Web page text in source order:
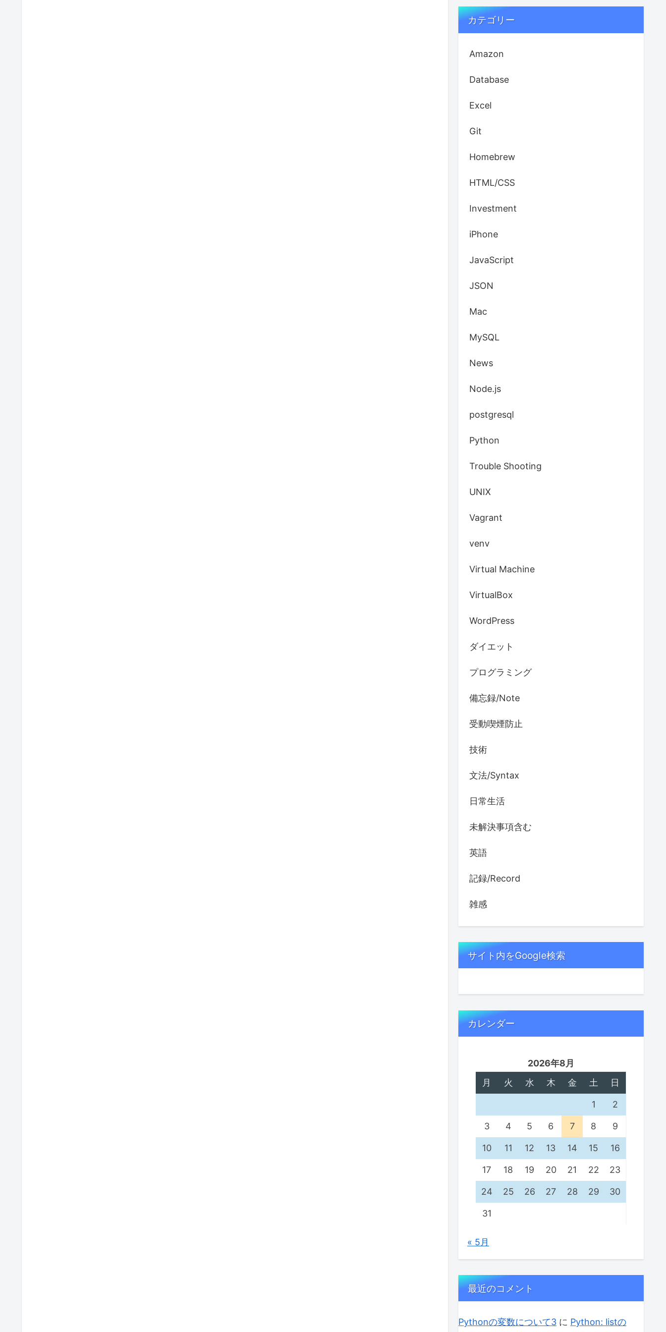
カテゴリー
Amazon
Database
Excel
Git
Homebrew
HTML/CSS
Investment
iPhone
JavaScript
JSON
Mac
MySQL
News
Node.js
postgresql
Python
Trouble Shooting
UNIX
Vagrant
venv
Virtual Machine
VirtualBox
WordPress
ダイエット
プログラミング
備忘録/Note
受動喫煙防止
技術
文法/Syntax
日常生活
未解決事項含む
英語
記録/Record
雑感
サイト内をGoogle検索
カレンダー
2026年8月
月
火 水 木 金 土 日
1 2
3 4 5 6 7 8 9
10 11 12 13 14 15 16
17 18 19 20 21 22 23
24 25 26 27 28 29 30
31
« 5月
最近のコメント
Pythonの変数について3 に Python: listの